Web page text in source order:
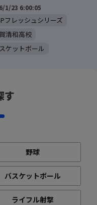
1/23 6:00:05
フレッシュシリーズ
清和高校
ケットボール
す
野球
バスケットボール
ライフル射撃